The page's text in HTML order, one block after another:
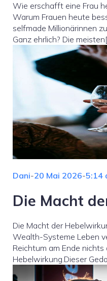
Wie erschafft eine Frau
Warum Frauen heute
selfmade Millionärinnen
Ganz ehrlich? Die
Dani-20 Mai 2026-5:14
Die Macht
Die Macht der
Wealth-Systeme Leben
Reichtum am Ende
Hebelwirkung.Dieser